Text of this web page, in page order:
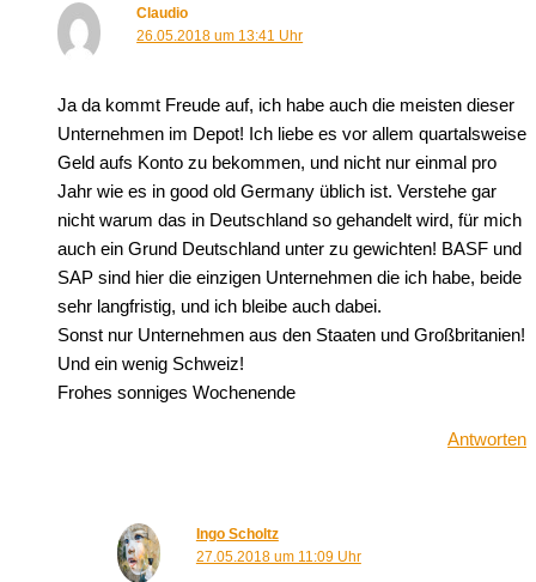
Claudio
26.05.2018 um 13:41 Uhr
Ja da kommt Freude auf, ich habe auch die meisten dieser
Unternehmen im Depot! Ich liebe es vor allem quartalsweise
Geld aufs Konto zu bekommen, und nicht nur einmal pro
Jahr wie es in good old Germany üblich ist. Verstehe gar
nicht warum das in Deutschland so gehandelt wird, für mich
auch ein Grund Deutschland unter zu gewichten! BASF und
SAP sind hier die einzigen Unternehmen die ich habe, beide
sehr langfristig, und ich bleibe auch dabei.
Sonst nur Unternehmen aus den Staaten und Großbritanien!
Und ein wenig Schweiz!
Frohes sonniges Wochenende
Antworten
Ingo Scholtz
27.05.2018 um 11:09 Uhr